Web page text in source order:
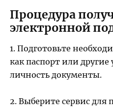
Процедура
электронной
1. Подготовьте
как паспорт или
личность документы.
2. Выберите сервис для